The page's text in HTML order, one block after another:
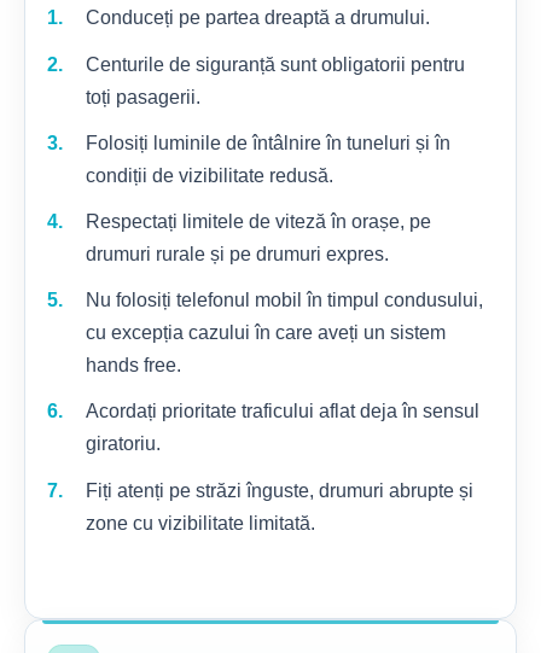
Conduceți pe partea dreaptă a drumului.
Centurile de siguranță sunt obligatorii pentru
toți pasagerii.
Folosiți luminile de întâlnire în tuneluri și în
condiții de vizibilitate redusă.
Respectați limitele de viteză în orașe, pe
drumuri rurale și pe drumuri expres.
Nu folosiți telefonul mobil în timpul condusului,
cu excepția cazului în care aveți un sistem
hands free.
Acordați prioritate traficului aflat deja în sensul
giratoriu.
Fiți atenți pe străzi înguste, drumuri abrupte și
zone cu vizibilitate limitată.